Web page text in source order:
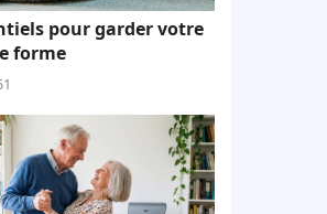
pour garder votre
forme